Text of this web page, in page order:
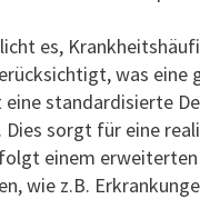
es,
was
eine standardisierte
sorgt für eine
einem
wie z.B.